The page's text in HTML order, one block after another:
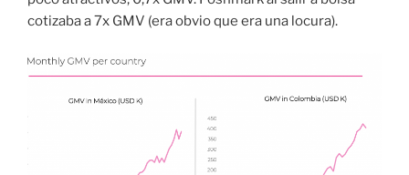
cotizaba a 7x GMV (era obvio que era una locura).